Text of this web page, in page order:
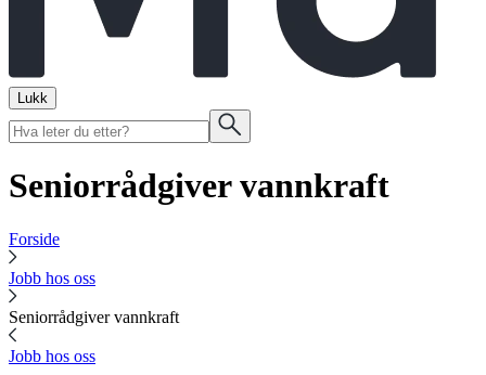
Lukk
Seniorrådgiver vannkraft
Forside
Jobb hos oss
Seniorrådgiver vannkraft
Jobb hos oss